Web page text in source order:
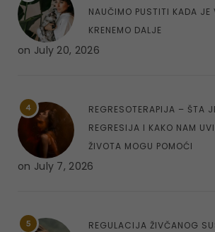
NAUČIMO PUSTITI KADA JE
KRENEMO DALJE
on July 20, 2026
4
REGRESOTERAPIJA – ŠTA
REGRESIJA I KAKO NAM
ŽIVOTA MOGU POMOĆI
on July 7, 2026
5
REGULACIJA ŽIVČANOG